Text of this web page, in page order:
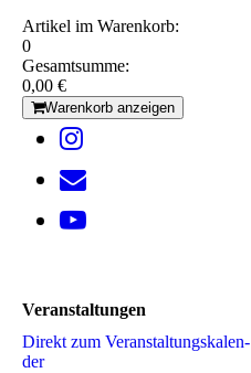
Artikel im Warenkorb:
0
Gesamtsumme:
0,00 €
Warenkorb anzeigen
Veranstaltungen
Direkt zum Ver­an­stal­tungs­ka­len­
der